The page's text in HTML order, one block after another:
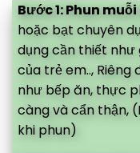
Bước 1: Phun
hoặc bạt chuyên
dụng cần thiết như
của trẻ em..,
như bếp ăn, thực
càng và cẩn thận,
khi phun)